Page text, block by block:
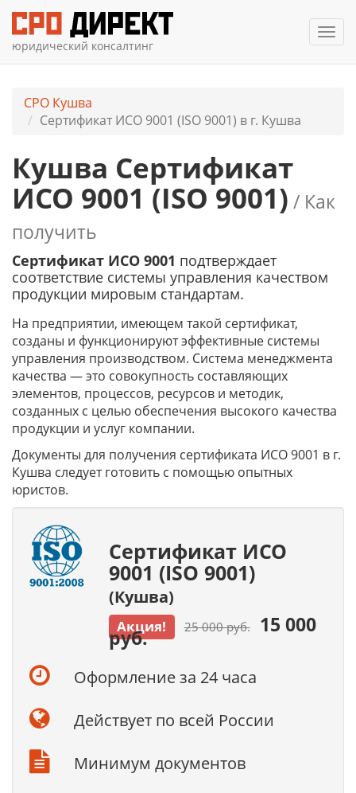
юридический консалтинг
СРО Кушва
Сертификат ИСО 9001 (ISO 9001) в г. Кушва
Кушва Сертификат
ИСО 9001 (ISO 9001) / Как
получить
Сертификат ИСО 9001 подтверждает
соответствие системы управления качеством
продукции мировым стандартам.
На предприятии, имеющем такой сертификат,
созданы и функционируют эффективные системы
управления производством. Система менеджмента
качества — это совокупность составляющих
элементов, процессов, ресурсов и методик,
созданных с целью обеспечения высокого качества
продукции и услуг компании.
Документы для получения сертификата ИСО 9001 в г.
Кушва следует готовить с помощью опытных
юристов.
Сертификат ИСО
9001 (ISO 9001)
(Кушва)
Акция! 25 000 руб.15 000
руб.
Оформление за 24 часа
Действует по всей России
Минимум документов